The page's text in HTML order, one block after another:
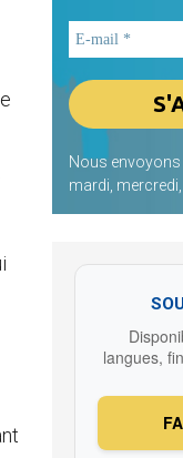
Nous envoyons
mardi,
langues,